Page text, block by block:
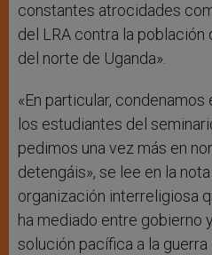
constantes atrocidades
del LRA contra la
del norte de Uganda».
«En particular,
los estudiantes del
pedimos una vez más en
detengáis», se lee en la
organización interreligiosa
ha mediado entre gobierno
solución pacífica a la